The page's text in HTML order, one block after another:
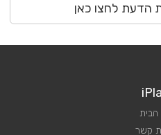
הדעת לחצו כאן
קשר